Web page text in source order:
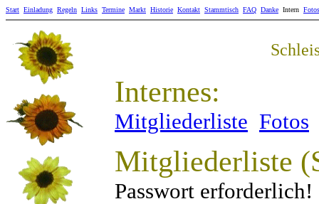
Start Einladung Regeln Links Termine Markt Historie Kontakt Stammtisch FAQ Danke Intern Fotos
Internes:
Mitgliederliste Fotos
Mitgliederliste
Passwort erforderlich!